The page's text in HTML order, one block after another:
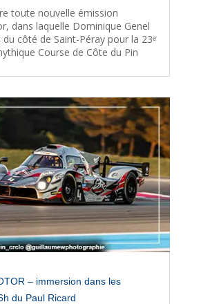
toute nouvelle émission
dans laquelle Dominique Genel
côté de Saint-Péray pour la 23ᵉ
Course de Côte du Pin
– immersion dans les
du Paul Ricard